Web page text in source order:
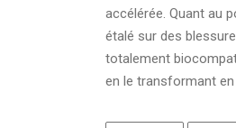
accélérée. Quant au
étalé sur des
totalement
en le transformant